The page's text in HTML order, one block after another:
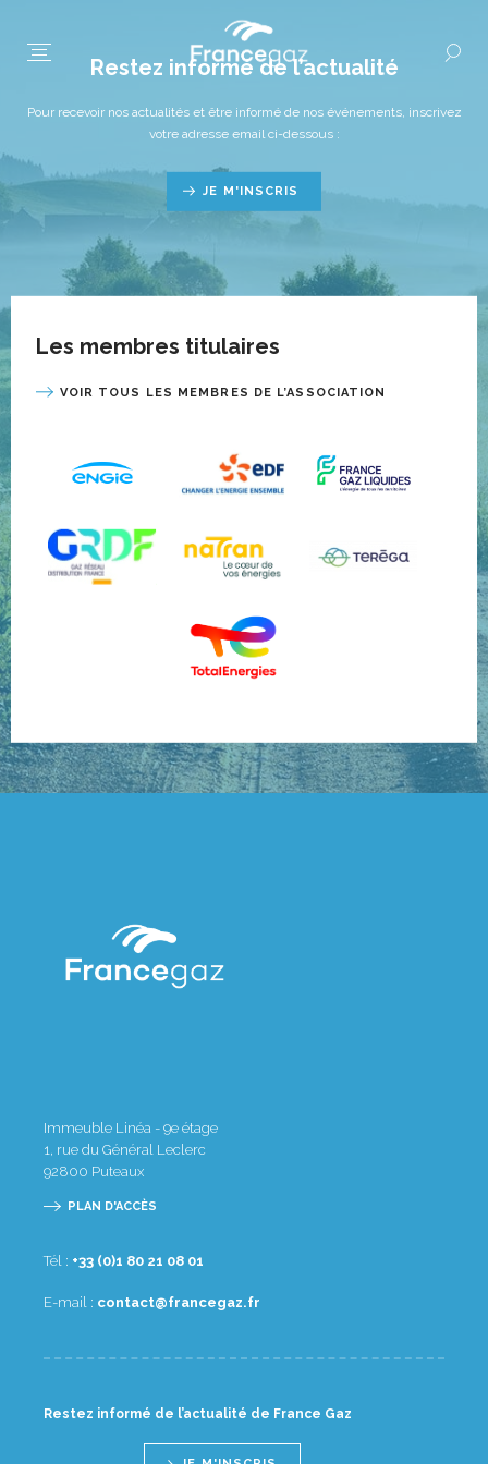
Restez informé de l’actualité
Pour recevoir nos actualités et être informé de nos événements, inscrivez
votre adresse email ci-dessous :
JE M'INSCRIS
Les membres titulaires
VOIR TOUS LES MEMBRES DE L’ASSOCIATION
Immeuble Linéa - 9e étage
1, rue du Général Leclerc
92800 Puteaux
PLAN D'ACCÈS
Tél : 10 80 12 08 1(0) 33+
E-mail : rf.zagecnarf@tcatnoc
Restez informé de l’actualité de France Gaz